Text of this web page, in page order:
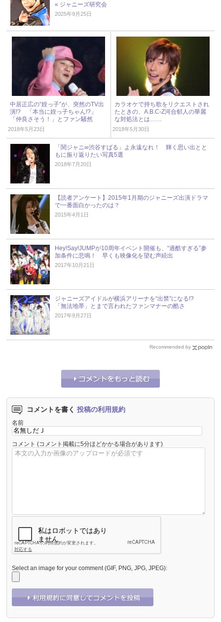
« ジャニーズ研究会
2025年9月25日
中居正広の“姪っ子”が、突然のTV出
演!? 「本当に姪っ子ちゃん!?」
「仲良さそう！」とファン騒然
2018年5月23日
カラオケで持ち歌をリクエストされ
たときの、A.B.C-Z河合郁人の華麗
な対処法とは……
2018年5月30日
「関ジャニ∞渋谷すばる」よ永遠なれ！ 輝く思い出とと
もに振り返りたい写真5選
2018年7月20日
【読者アンケート】2015年1月期のジャニーズ出演ドラマ
で一番面白かったのは？
2015年4月1日
Hey!Say!JUMPが10周年イベント開催も、“過酷すぎる”参
加条件に悲鳴！ 早くも映像化を望む声続出
2017年10月21日
ジャニーズアイドルが横浜アリーナを“出禁”になる!?
「無法地帯」とまで言われたファンマナーの酷さ
2017年9月27日
Recommended by
コメントを書く 投稿の利用規約
名前
コメント (コメント掲載に5分ほどかかる場合があります)
Select an image for your comment (GIF, PNG, JPG, JPEG):